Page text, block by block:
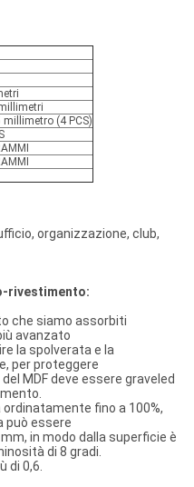
millimetro (4 PCS)
organizzazione, club,
rivestimento:
che siamo assorbiti
avanzato
la spolverata e la
per proteggere
MDF deve essere graveled
fino a 100%,
può essere
in modo dalla superficie è
di 8 gradi.
di 0,6.